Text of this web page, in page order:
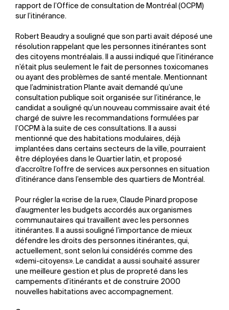
rapport de l’Office de consultation de Montréal (OCPM)
sur l’itinérance.
Robert Beaudry a souligné que son parti avait déposé une
résolution rappelant que les personnes itinérantes sont
des citoyens montréalais. Il a aussi indiqué que l’itinérance
n’était plus seulement le fait de personnes toxicomanes
ou ayant des problèmes de santé mentale. Mentionnant
que l’administration Plante avait demandé qu’une
consultation publique soit organisée sur l’itinérance, le
candidat a souligné qu’un nouveau commissaire avait été
chargé de suivre les recommandations formulées par
l’OCPM à la suite de ces consultations. Il a aussi
mentionné que des habitations modulaires, déjà
implantées dans certains secteurs de la ville, pourraient
être déployées dans le Quartier latin, et proposé
d’accroître l’offre de services aux personnes en situation
d’itinérance dans l’ensemble des quartiers de Montréal.
Pour régler la «crise de la rue», Claude Pinard propose
d’augmenter les budgets accordés aux organismes
communautaires qui travaillent avec les personnes
itinérantes. Il a aussi souligné l’importance de mieux
défendre les droits des personnes itinérantes, qui,
actuellement, sont selon lui considérés comme des
«demi-citoyens». Le candidat a aussi souhaité assurer
une meilleure gestion et plus de propreté dans les
campements d’itinérants et de construire 2000
nouvelles habitations avec accompagnement.